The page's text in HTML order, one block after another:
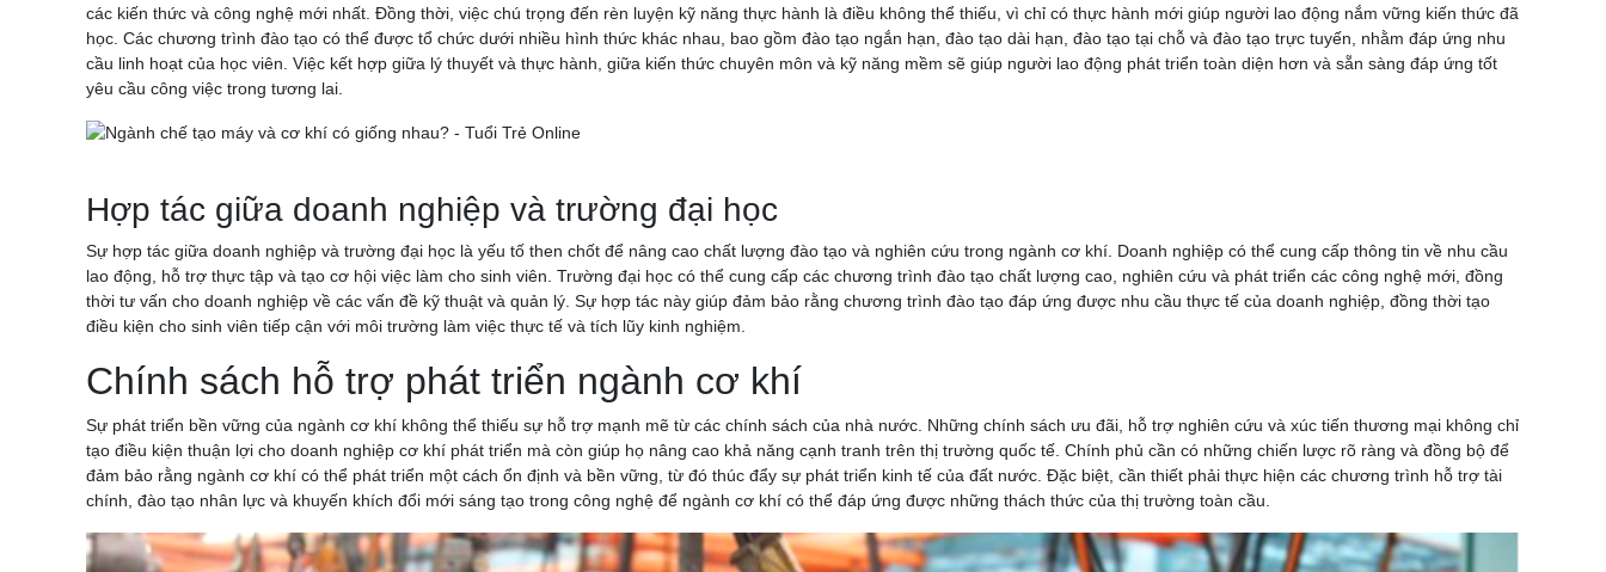
các kiến thức và công nghệ mới nhất. Đồng thời, việc chú trọng đến rèn luyện kỹ năng thực hành là điều không thể thiếu, vì chỉ có thực hành mới giúp người lao động nắm vững kiến thức đã
học. Các chương trình đào tạo có thể được tổ chức dưới nhiều hình thức khác nhau, bao gồm đào tạo ngắn hạn, đào tạo dài hạn, đào tạo tại chỗ và đào tạo trực tuyến, nhằm đáp ứng nhu
cầu linh hoạt của học viên. Việc kết hợp giữa lý thuyết và thực hành, giữa kiến thức chuyên môn và kỹ năng mềm sẽ giúp người lao động phát triển toàn diện hơn và sẵn sàng đáp ứng tốt
yêu cầu công việc trong tương lai.
Hợp tác giữa doanh nghiệp và trường đại học
Sự hợp tác giữa doanh nghiệp và trường đại học là yếu tố then chốt để nâng cao chất lượng đào tạo và nghiên cứu trong ngành cơ khí. Doanh nghiệp có thể cung cấp thông tin về nhu cầu
lao động, hỗ trợ thực tập và tạo cơ hội việc làm cho sinh viên. Trường đại học có thể cung cấp các chương trình đào tạo chất lượng cao, nghiên cứu và phát triển các công nghệ mới, đồng
thời tư vấn cho doanh nghiệp về các vấn đề kỹ thuật và quản lý. Sự hợp tác này giúp đảm bảo rằng chương trình đào tạo đáp ứng được nhu cầu thực tế của doanh nghiệp, đồng thời tạo
điều kiện cho sinh viên tiếp cận với môi trường làm việc thực tế và tích lũy kinh nghiệm.
Chính sách hỗ trợ phát triển ngành cơ khí
Sự phát triển bền vững của ngành cơ khí không thể thiếu sự hỗ trợ mạnh mẽ từ các chính sách của nhà nước. Những chính sách ưu đãi, hỗ trợ nghiên cứu và xúc tiến thương mại không chỉ
tạo điều kiện thuận lợi cho doanh nghiệp cơ khí phát triển mà còn giúp họ nâng cao khả năng cạnh tranh trên thị trường quốc tế. Chính phủ cần có những chiến lược rõ ràng và đồng bộ để
đảm bảo rằng ngành cơ khí có thể phát triển một cách ổn định và bền vững, từ đó thúc đẩy sự phát triển kinh tế của đất nước. Đặc biệt, cần thiết phải thực hiện các chương trình hỗ trợ tài
chính, đào tạo nhân lực và khuyến khích đổi mới sáng tạo trong công nghệ để ngành cơ khí có thể đáp ứng được những thách thức của thị trường toàn cầu.